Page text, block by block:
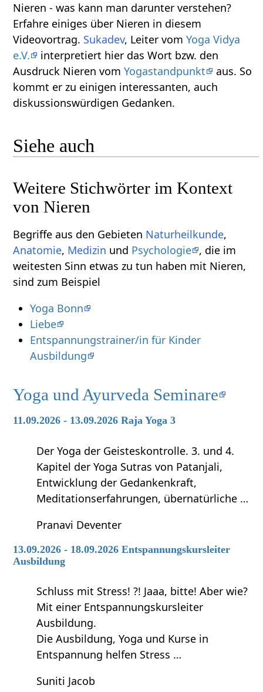
Nieren‏‎ - was kann man darunter verstehen?
Erfahre einiges über Nieren‏‎ in diesem
Videovortrag. Sukadev, Leiter vomYoga Vidya
e.V.
interpretiert hier das Wort bzw. den
Ausdruck Nieren‏‎ vomYogastandpunkt
aus. So
kommt er zu einigen interessanten, auch
diskussionswürdigen Gedanken.
Siehe auch
Weitere Stichwörter im Kontext
Begriffe aus den Gebieten Naturheilkunde,
Anatomie, Medizin und Psychologie , die im
weitesten Sinn etwas zu tun haben mit Nieren‏‎,
sind zum Beispiel
Yoga Bonn
Liebe
Entspannungstrainer/in für Kinder
Ausbildung
Yoga und Ayurveda Seminare
11.09.2026 - 13.09.2026 Raja Yoga 3
Der Yoga der Geisteskontrolle. 3. und 4.
Kapitel der Yoga Sutras von Patanjali,
Entwicklung der Gedankenkraft,
Meditationserfahrungen, übernatürliche …
Pranavi Deventer
13.09.2026 - 18.09.2026 Entspannungskursleiter
Ausbildung
Schluss mit Stress! ?! Jaaa, bitte! Aber wie?
Mit einer Entspannungskursleiter
Ausbildung.
Die Ausbildung, Yoga und Kurse in
Entspannung helfen Stress …
Suniti Jacob